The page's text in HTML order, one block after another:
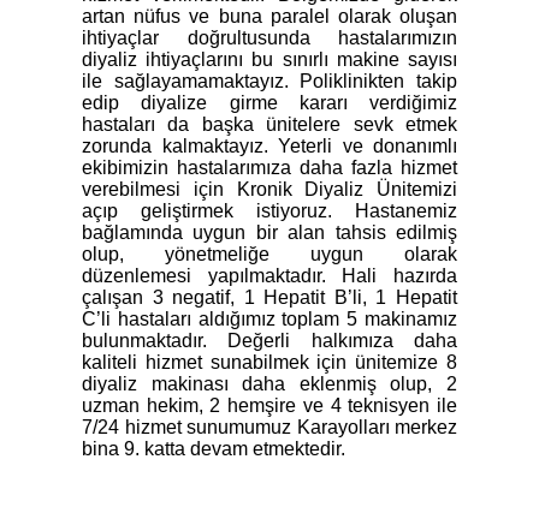
artan nüfus ve buna paralel olarak oluşan
ihtiyaçlar doğrultusunda hastalarımızın
diyaliz ihtiyaçlarını bu sınırlı makine sayısı
ile sağlayamamaktayız. Poliklinikten takip
edip diyalize girme kararı verdiğimiz
hastaları da başka ünitelere sevk etmek
zorunda kalmaktayız. Yeterli ve donanımlı
ekibimizin hastalarımıza daha fazla hizmet
verebilmesi için Kronik Diyaliz Ünitemizi
açıp geliştirmek istiyoruz. Hastanemiz
bağlamında uygun bir alan tahsis edilmiş
olup, yönetmeliğe uygun olarak
düzenlemesi yapılmaktadır. Hali hazırda
çalışan 3 negatif, 1 Hepatit B’li, 1 Hepatit
C’li hastaları aldığımız toplam 5 makinamız
bulunmaktadır. Değerli halkımıza daha
kaliteli hizmet sunabilmek için ünitemize 8
diyaliz makinası daha eklenmiş olup, 2
uzman hekim, 2 hemşire ve 4 teknisyen ile
7/24 hizmet sunumumuz Karayolları merkez
bina 9. katta devam etmektedir.